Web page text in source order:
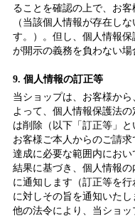
ることを確認の上で、お
（当該個人情報が存在し
す。）。但し、個人情報
が開示の義務を負わない場
9. 個人情報の訂正等
当ショップは、お客様か
よって、個人情報保護法
は削除（以下「訂正等」と
お客様ご本人からのご請
達成に必要な範囲内にお
結果に基づき、個人情報
に通知します（訂正等を
に対しその旨を通知いた
他の法令により、当ショッ